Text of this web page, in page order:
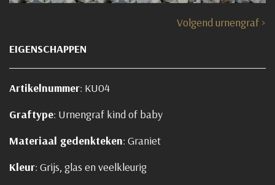
Volgend urnengraf >
EIGENSCHAPPEN
Artikelnummer: KU04
Graftype: Urnengraf kind of baby
Materiaal gedenkteken: Graniet
Kleur: Grijs, glas en veelkleurig